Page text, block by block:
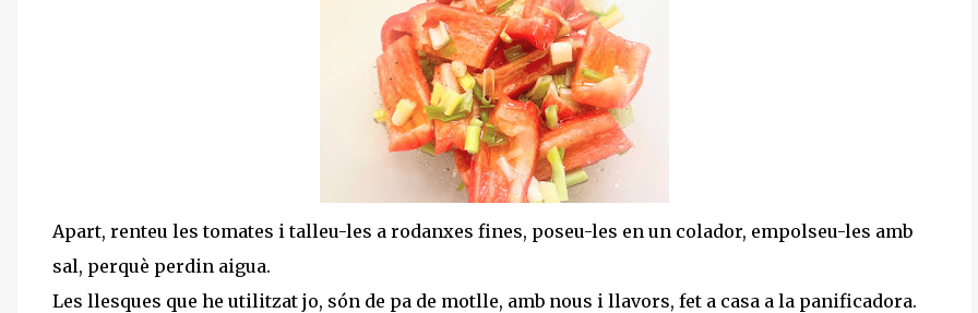
Apart, renteu les tomates i talleu-les a rodanxes fines, poseu-les en un colador, empolseu-les amb
sal, perquè perdin aigua.
Les llesques que he utilitzat jo, són de pa de motlle, amb nous i llavors, fet a casa a la panificadora.